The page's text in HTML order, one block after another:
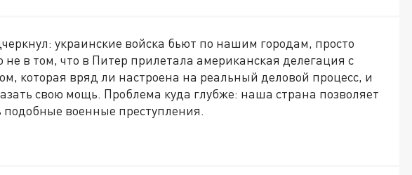
украинские войска бьют по нашим городам, просто
не в том, что в Питер прилетала американская делегация с
которая вряд ли настроена на реальный деловой процесс, и
свою мощь. Проблема куда глубже: наша страна позволяет
военные преступления.